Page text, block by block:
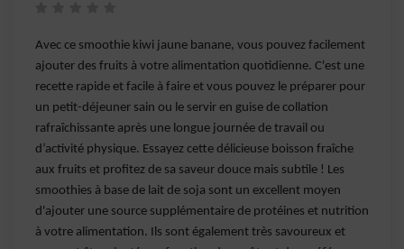
Avec ce smoothie kiwi jaune banane, vous pouvez facilement
ajouter des fruits à votre alimentation quotidienne. C'est une
recette rapide et facile à faire et vous pouvez le préparer pour
un petit-déjeuner sain ou le servir en guise de collation
rafraîchissante après une longue journée de travail ou
d’activité physique. Essayez cette délicieuse boisson fraîche
aux fruits et profitez de sa saveur douce mais subtile ! Les
smoothies à base de lait de soja sont un excellent moyen
d'ajouter une source supplémentaire de protéines et nutrition
à votre alimentation. Ils sont également très savoureux et